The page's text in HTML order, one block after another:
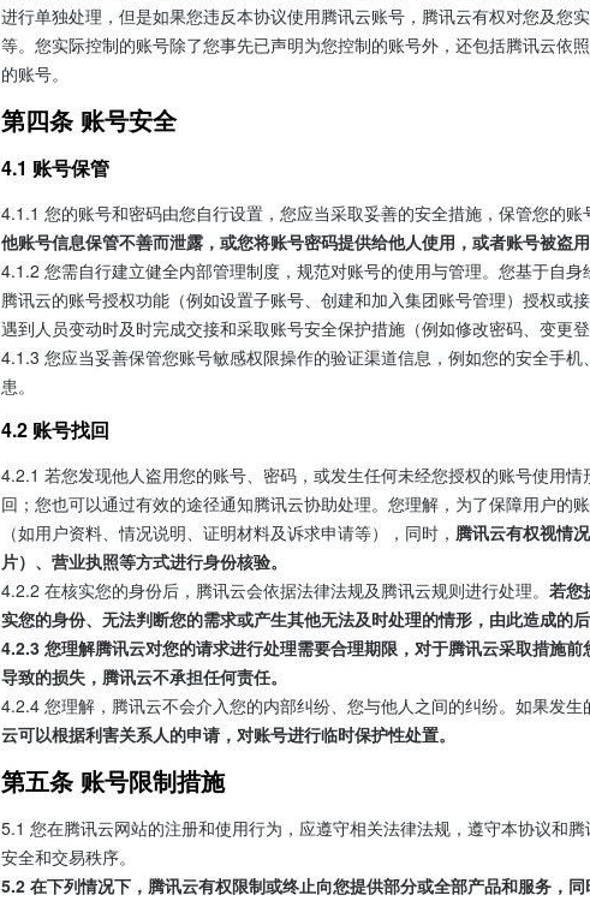
进行单独处理，但是如果您违反本协议使用腾讯云账号，腾讯云有权对您及您
等。您实际控制的账号除了您事先已声明为您控制的账号外，还包括腾讯云依
的账号。
第四条 账号安全
4.1 账号保管
4.1.1 您的账号和密码由您自行设置，您应当采取妥善的安全措施，保管您的账
他账号信息保管不善而泄露，或您将账号密码提供给他人使用，或者账号被盗
4.1.2 您需自行建立健全内部管理制度，规范对账号的使用与管理。您基于自
腾讯云的账号授权功能（例如设置子账号、创建和加入集团账号管理）授权或
遇到人员变动时及时完成交接和采取账号安全保护措施（例如修改密码、变更
4.1.3 您应当妥善保管您账号敏感权限操作的验证渠道信息，例如您的安全手
患。
4.2 账号找回
4.2.1 若您发现他人盗用您的账号、密码，或发生任何未经您授权的账号使用
回；您也可以通过有效的途径通知腾讯云协助处理。您理解，为了保障用户的
（如用户资料、情况说明、证明材料及诉求申请等），同时， 腾讯云有权视情
片）、营业执照等方式进行身份核验。
4.2.2 在核实您的身份后，腾讯云会依据法律法规及腾讯云规则进行处理。 若您
实您的身份、无法判断您的需求或产生其他无法及时处理的情形，由此造成的
4.2.3 您理解腾讯云对您的请求进行处理需要合理期限，对于腾讯云采取措施
导致的损失，腾讯云不承担任何责任。
4.2.4 您理解，腾讯云不会介入您的内部纠纷、您与他人之间的纠纷。如果发生
云可以根据利害关系人的申请，对账号进行临时保护性处置。
第五条 账号限制措施
5.1 您在腾讯云网站的注册和使用行为，应遵守相关法律法规，遵守本协议和
安全和交易秩序。
5.2 在下列情况下，腾讯云有权限制或终止向您提供部分或全部产品和服务，